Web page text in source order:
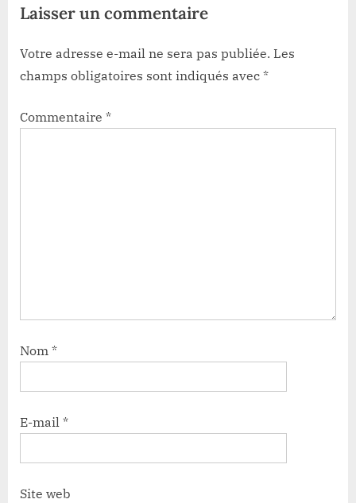
:
Laisser un commentaire
Votre adresse e-mail ne sera pas publiée. Les
champs obligatoires sont indiqués avec *
Commentaire *
Nom *
E-mail *
Site web